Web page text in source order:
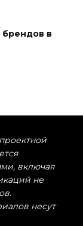
брендов в
включая
не
несут